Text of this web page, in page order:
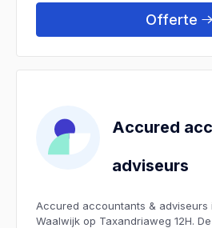
Offerte
Accured
adviseurs
Accured accountants & adviseurs
Waalwijk op Taxandriaweg 12H.